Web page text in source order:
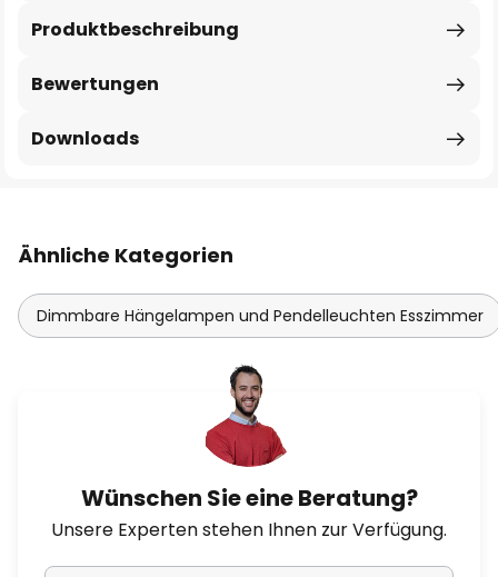
Produktbeschreibung
Bewertungen
Downloads
Ähnliche Kategorien
Dimmbare Hängelampen und Pendelleuchten Esszimmer
Wünschen Sie eine Beratung?
Unsere Experten stehen Ihnen zur Verfügung.